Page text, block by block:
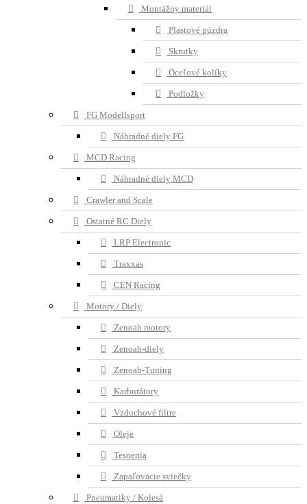
Montážny materiál
Plastové púzdra
Skrutky
Oceľové kolíky
Podložky
FG Modellsport
Náhradné diely FG
MCD Racing
Náhradné diely MCD
Crawler and Scale
Ostatné RC Diely
LRP Electronic
Traxxas
CEN Racing
Motory / Diely
Zenoah motory
Zenoah-diely
Zenoah-Tuning
Karburátory
Vzduchové filtre
Oleje
Tesnenia
Zapaľovacie sviečky
Pneumatiky / Kolesá